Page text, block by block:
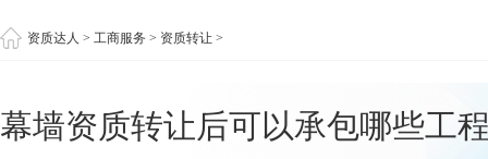
资质达人 > 工商服务 > 资质转让 >
幕墙资质转让后可以承包哪些工